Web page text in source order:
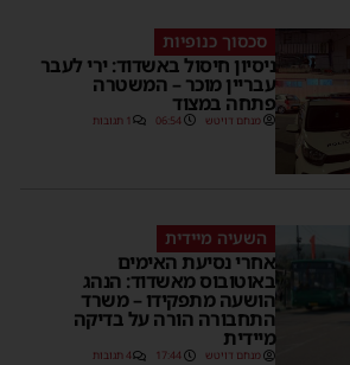
סכסוך כנופיות
ניסיון חיסול באשדוד: ירי לעבר
עבריין מוכר – המשטרה
פתחה במצוד
מנחם דויטש 06:54 1 תגובות
השעיה מיידית
אחרי נסיעת האימים
באוטובוס מאשדוד: הנהג
הושעה מתפקידו – משרד
התחבורה הורה על בדיקה
מיידית
מנחם דויטש 17:44 4 תגובות